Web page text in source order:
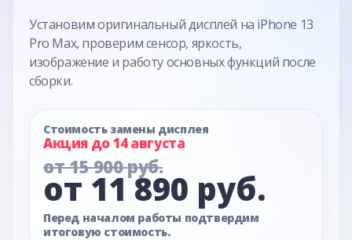
Установим оригинальный дисплей на iPhone 13
Pro Max, проверим сенсор, яркость,
изображение и работу основных функций после
сборки.
Стоимость замены дисплея
Акция до 14 августа
от 15 900 руб.
от 11 890 руб.
Перед началом работы подтвердим
итоговую стоимость.